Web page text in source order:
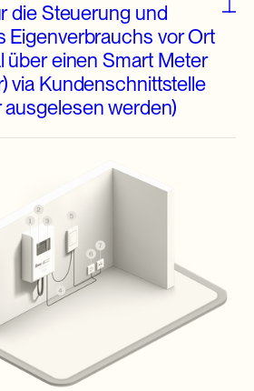
die Steuerung und
Eigenverbrauchs vor Ort
über einen Smart Meter
via Kundenschnittstelle
werden)